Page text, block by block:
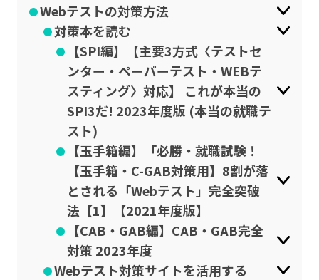
Webテストの対策方法
対策本を読む
【SPI編】【主要3方式〈テストセ
ンター・ペーパーテスト・WEBテ
スティング〉対応】 これが本当の
SPI3だ! 2023年度版 (本当の就職テ
スト)
【玉手箱編】「必勝・就職試験！
【玉手箱・C-GAB対策用】8割が落
とされる「Webテスト」完全突破
法【1】【2021年度版】
【CAB・GAB編】CAB・GAB完全
対策 2023年度
Webテスト対策サイトを活用する